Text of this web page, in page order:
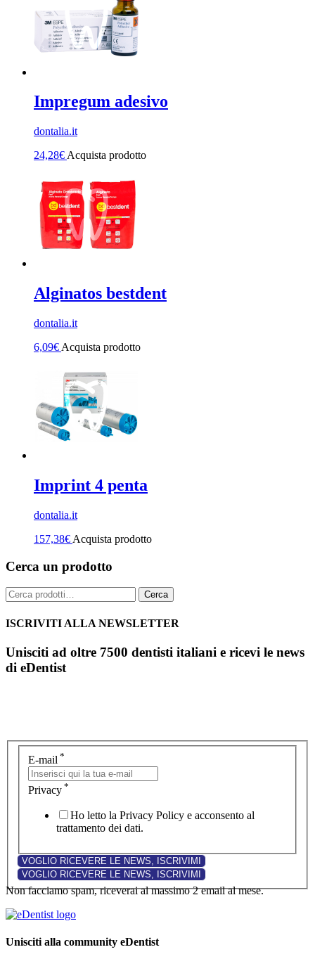
Impregum adesivo
dontalia.it
24,28€ Acquista prodotto
Alginatos bestdent
dontalia.it
6,09€ Acquista prodotto
Imprint 4 penta
dontalia.it
157,38€ Acquista prodotto
Cerca un prodotto
Cerca: Cerca
ISCRIVITI ALLA NEWSLETTER
Unisciti ad oltre 7500 dentisti italiani e ricevi le news
di eDentist
E-mail *
Privacy *
Ho letto la Privacy Policy e acconsento al
trattamento dei dati.
Non facciamo spam, riceverai al massimo 2 email al mese.
Unisciti alla community eDentist